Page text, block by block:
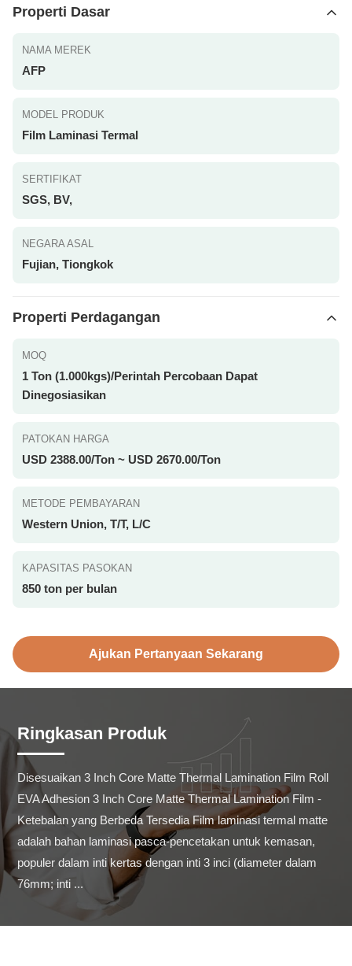
Properti Dasar
NAMA MEREK
AFP
MODEL PRODUK
Film Laminasi Termal
SERTIFIKAT
SGS, BV,
NEGARA ASAL
Fujian, Tiongkok
Properti Perdagangan
MOQ
1 Ton (1.000kgs)/Perintah Percobaan Dapat
Dinegosiasikan
PATOKAN HARGA
USD 2388.00/Ton ~ USD 2670.00/Ton
METODE PEMBAYARAN
Western Union, T/T, L/C
KAPASITAS PASOKAN
850 ton per bulan
Ajukan Pertanyaan Sekarang
Ringkasan Produk
Disesuaikan 3 Inch Core Matte Thermal Lamination Film Roll
EVA Adhesion 3 Inch Core Matte Thermal Lamination Film -
Ketebalan yang Berbeda Tersedia Film laminasi termal matte
adalah bahan laminasi pasca-pencetakan untuk kemasan,
populer dalam inti kertas dengan inti 3 inci (diameter dalam
76mm; inti ...